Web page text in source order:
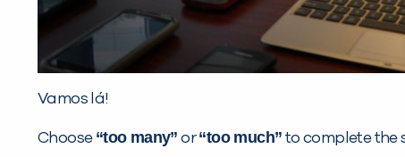
Vamos lá!
Choose “too many” or“too much” to complete the